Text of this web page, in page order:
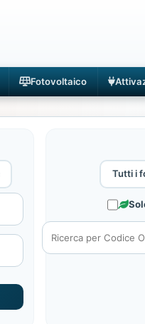
Fotovoltaico
Tutti i